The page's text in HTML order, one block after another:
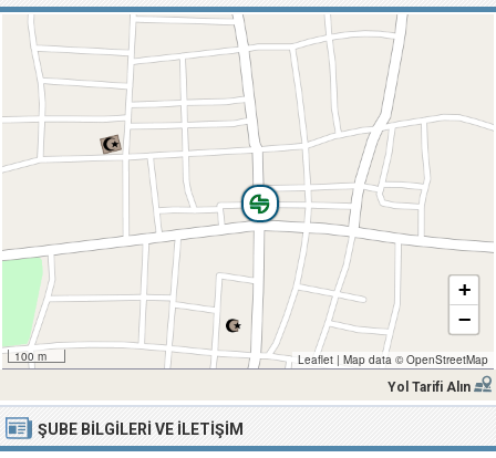
100 m
+
−
Leaflet | Map data ©OpenStreetMap
Yol Tarifi Alın
ŞUBE BILGILERI VE İLETIŞIM